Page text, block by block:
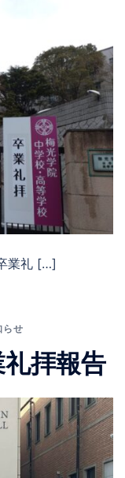
業礼 […]
らせ
拝報告